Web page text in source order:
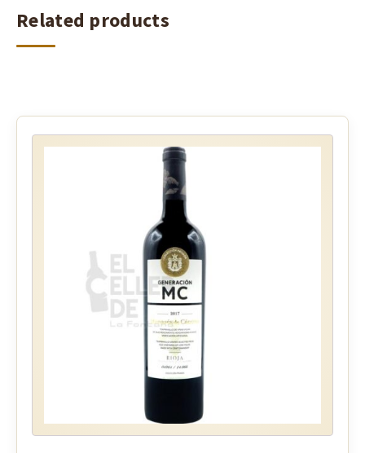
Related products